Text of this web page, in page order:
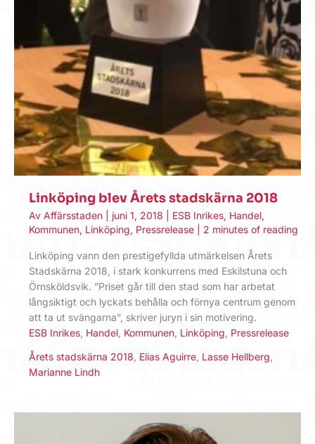
Linköping blev Årets stadskärna 2018
Av Affärsstaden juni 1, 2018 ESB Inrikes, Handel,
Kommunen, Linköping, Pressrelease 2 minutes of reading
Linköping vann den prestigefyllda utmärkelsen Årets
Stadskärna 2018, i stark konkurrens med Eskilstuna och
Örnsköldsvik. ”Priset går till den stad som har arbetat
långsiktigt och lyckats behålla och förnya centrum genom
att ta ut svängarna”, skriver juryn i sin motivering.
ESB Inrikes Handel Kommunen Linköping Pressrelease
Årets stadskärna 2018 Elias Aguirre Lasse Hellberg
Marianne Lindh